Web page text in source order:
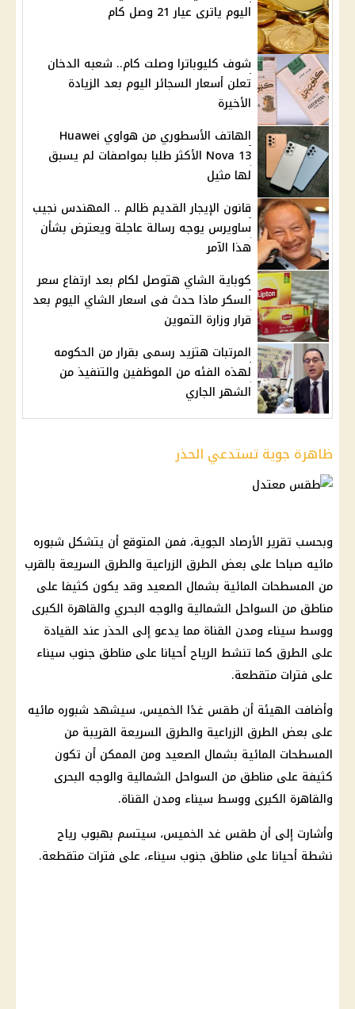
اليوم ياترى عيار 21 وصل كام
شوف كليوباترا وصلت كام.. شعبه الدخان
تعلن أسعار السجائر اليوم بعد الزيادة
الأخيرة
الهاتف الأسطوري من هواوي Huawei
Nova 13 الأكثر طلبا بمواصفات لم يسبق
لها مثيل
قانون الإيجار القديم ظالم .. المهندس نجيب
ساويرس يوجه رسالة عاجلة ويعترض بشأن
هذا الآمر
كوباية الشاي هتوصل لكام بعد ارتفاع سعر
السكر ماذا حدث فى اسعار الشاي اليوم بعد
قرار وزارة التموين
المرتبات هتزيد رسمى بقرار من الحكومه
لهذه الفئه من الموظفين والتنفيذ من
الشهر الجاري
ظاهرة جوية تستدعي الحذر
وبحسب تقرير الأرصاد الجوية، فمن المتوقع أن يتشكل شبوره
مائيه صباحا على بعض الطرق الزراعية والطرق السريعة بالقرب
من المسطحات المائية بشمال الصعيد وقد يكون كثيفا على
مناطق من السواحل الشمالية والوجه البحري والقاهرة الكبرى
ووسط سيناء ومدن القناة مما يدعو إلى الحذر عند القيادة
على الطرق كما تنشط الرياح أحيانا على مناطق جنوب سيناء
على فترات متقطعة.
وأضافت الهيئة أن طقس غدًا الخميس، سيشهد شبوره مائيه
على بعض الطرق الزراعية والطرق السريعة القريبة من
المسطحات المائية بشمال الصعيد ومن الممكن أن تكون
كثيفة على مناطق من السواحل الشمالية والوجه البحرى
والقاهرة الكبرى ووسط سيناء ومدن القناة.
وأشارت إلى أن طقس غد الخميس، سيتسم بهبوب رياح
نشطة أحيانا على مناطق جنوب سيناء، على فترات متقطعة.